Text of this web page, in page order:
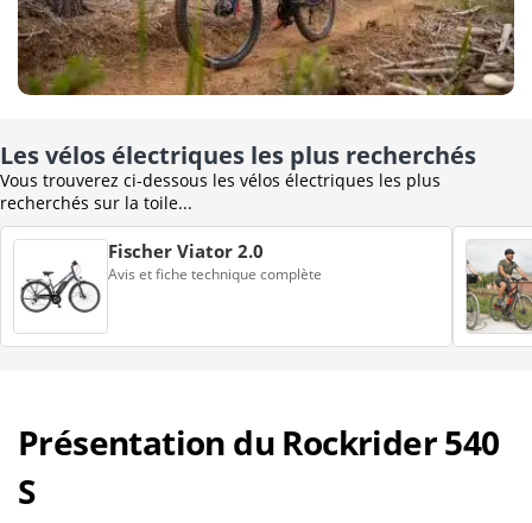
Les vélos électriques les plus recherchés
Vous trouverez ci-dessous les vélos électriques les plus
recherchés sur la toile...
Fischer Viator 2.0
Avis et fiche technique complète
Présentation du Rockrider 540
S